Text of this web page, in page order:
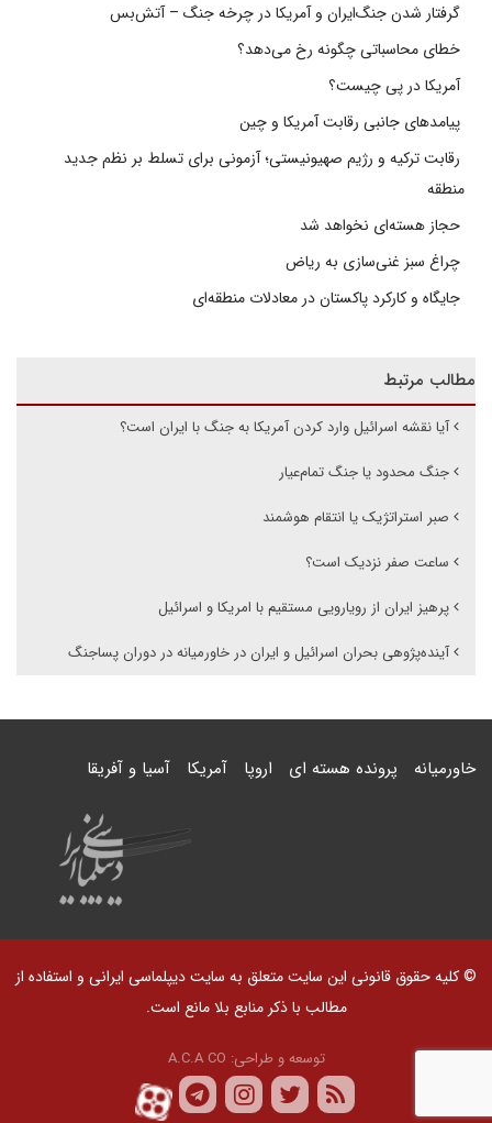
گرفتار شدن جنگ‌ایران و آمریکا در چرخه جنگ – آتش‌بس
خطای محاسباتی چگونه رخ می‌دهد؟
آمریکا در پی چیست؟
پیامدهای جانبی رقابت آمریکا و چین
رقابت ترکیه و رژیم صهیونیستی؛ آزمونی برای تسلط بر نظم جدید
منطقه
حجاز هسته‌ای نخواهد شد
چراغ سبز غنی‌سازی به ریاض
جایگاه و کارکرد پاکستان در معادلات منطقه‌ای
مطالب مرتبط
آیا نقشه اسرائیل وارد کردن آمریکا به جنگ با ایران است؟
جنگ محدود یا جنگ تمام‌عیار
صبر استراتژیک یا انتقام هوشمند
ساعت صفر نزدیک است؟
پرهیز ایران از رویارویی مستقیم با امریکا و اسرائیل
آینده‌پژوهی بحران اسرائیل و ایران در خاورمیانه در دوران پساجنگ
خاورمیانه پرونده هسته ای اروپا آمریکا آسیا و آفریقا
© کلیه حقوق قانونی این سایت متعلق به سایت دیپلماسی ایرانی و استفاده از
مطالب با ذکر منابع بلا مانع است.
توسعه و طراحی: A.C.A CO